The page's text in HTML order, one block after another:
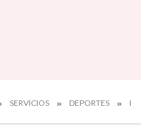
SERVICIOS DEPORTES